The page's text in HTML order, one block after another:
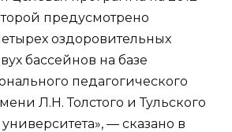
предусмотрено
оздоровительных
бассейнов на базе
педагогического
Л.Н. Толстого и Тульского
— сказано в